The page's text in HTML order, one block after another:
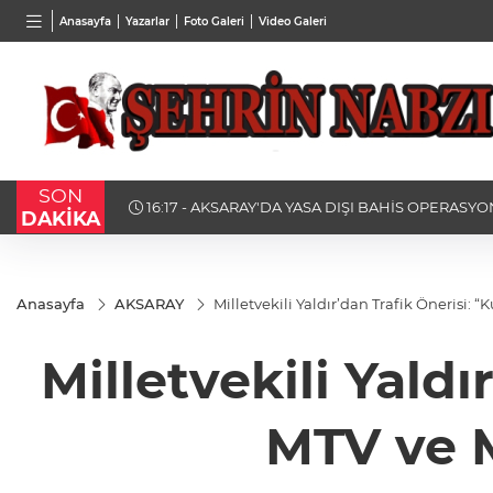
Anasayfa Yazarlar Foto Galeri Video Galeri
TND
16,2661%0,16
BGN
27,9743 %-0,22
SON
DAKİKA
16:17 - AKSARAY'DA YASA DIŞI BAHİS
Anasayfa AKSARAY Milletvekili Yaldır’dan Trafik Önerisi:
Milletvekili
MTV ve